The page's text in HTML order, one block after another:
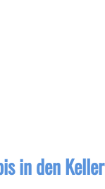
in den Keller